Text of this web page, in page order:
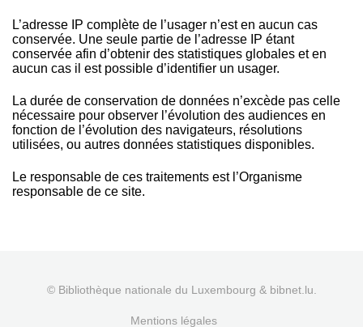
L’adresse IP complète de l’usager n’est en aucun cas
conservée. Une seule partie de l’adresse IP étant
conservée afin d’obtenir des statistiques globales et en
aucun cas il est possible d’identifier un usager.
La durée de conservation de données n’excède pas celle
nécessaire pour observer l’évolution des audiences en
fonction de l’évolution des navigateurs, résolutions
utilisées, ou autres données statistiques disponibles.
Le responsable de ces traitements est l’Organisme
responsable de ce site.
© Bibliothèque nationale du Luxembourg & bibnet.lu.
Mentions légales